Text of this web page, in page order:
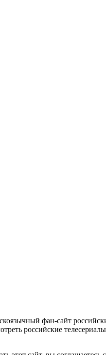
фан-сайт
российские